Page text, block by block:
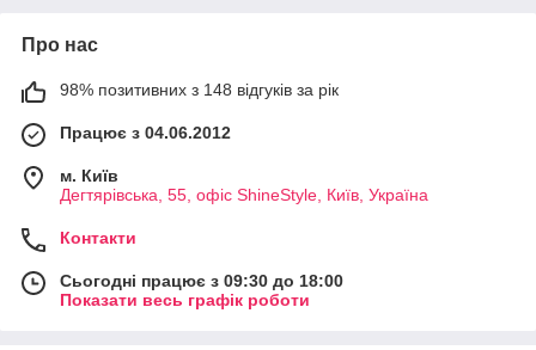
Про нас
98% позитивних з 148 відгуків за рік
Працює з 04.06.2012
м. Київ
Дегтярівська, 55, офіc ShineStyle, Київ, Україна
Контакти
Сьогодні працює з 09:30 до 18:00
Показати весь графік роботи